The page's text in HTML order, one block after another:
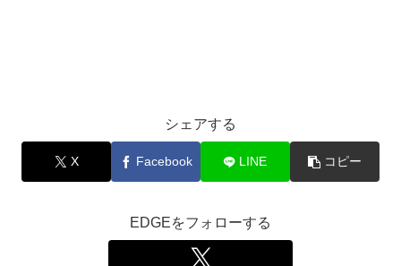
シェアする
X Facebook LINE コピー
EDGEをフォローする